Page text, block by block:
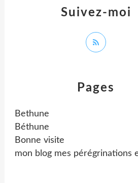
Pages
Bethune
Béthune
Bonne visite
mon blog mes pérégrinations
Suivez-moi